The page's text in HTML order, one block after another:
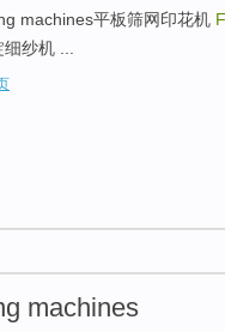
machines平板筛网印花机
纱机 ...
machines